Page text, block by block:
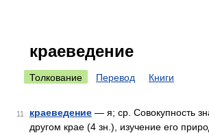
краеведение
Толкование Перевод Книги
11 краеведение — я; ср. Совокупность
другом крае (4 зн.), изучение его